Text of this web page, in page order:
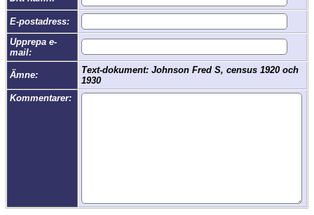
E-postadress:
Upprepa e-
mail:
Ämne:
Text-dokument: Johnson Fred S, census 1920 och
1930
Kommentarer: